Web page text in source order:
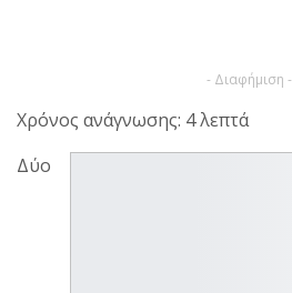
- Διαφήμιση -
Χρόνος ανάγνωσης: 4 λεπτά
Δύο